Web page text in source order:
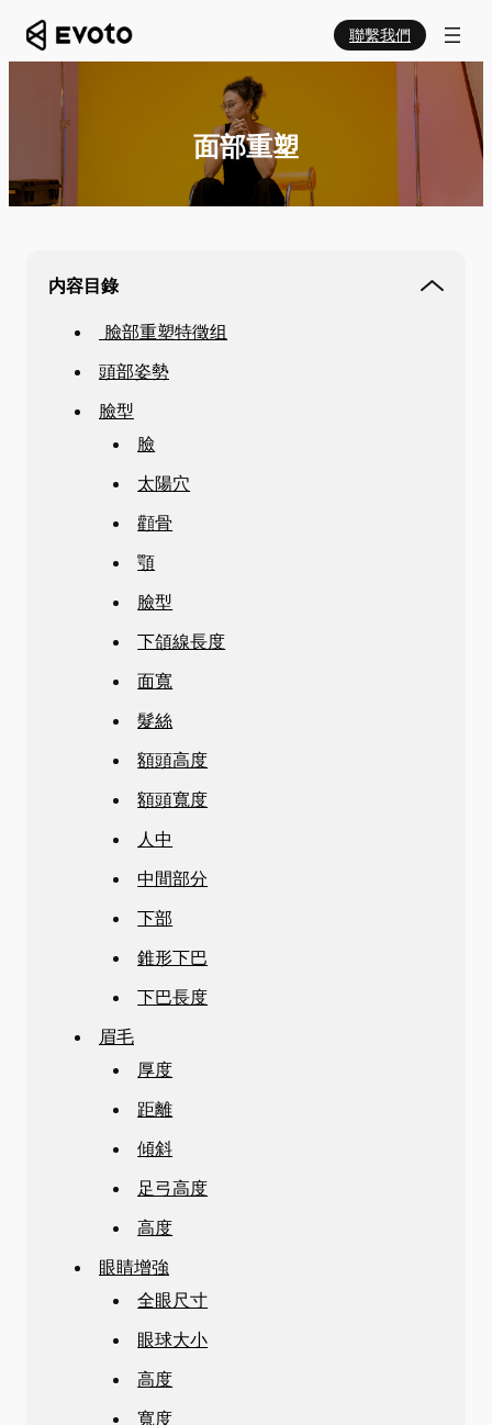
聯繫我們
面部重塑
内容目錄
臉部重塑特徵组
頭部姿勢
臉型
臉
太陽穴
顴骨
顎
臉型
下頜線長度
面寬
髮絲
額頭高度
額頭寬度
人中
中間部分
下部
錐形下巴
下巴長度
眉毛
厚度
距離
傾斜
足弓高度
高度
眼睛增強
全眼尺寸
眼球大小
高度
寬度